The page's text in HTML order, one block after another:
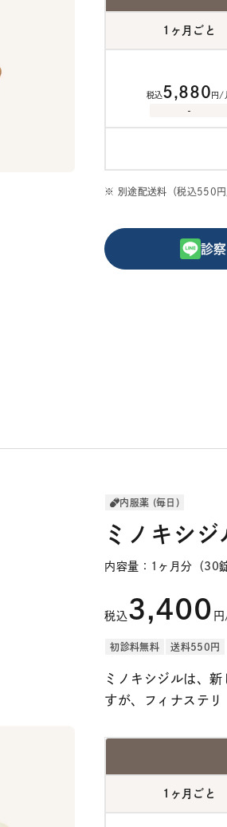
1ヶ月ごと
税込 5,880 円/
-
※ 別途配送料（税込550円
診
内服薬 (毎日)
ミノキシジ
内容量：1ヶ月分（30錠
税込3,400
初診料無料 送料550円
ミノキシジルは、
すが、フィナステリ
1ヶ月ごと